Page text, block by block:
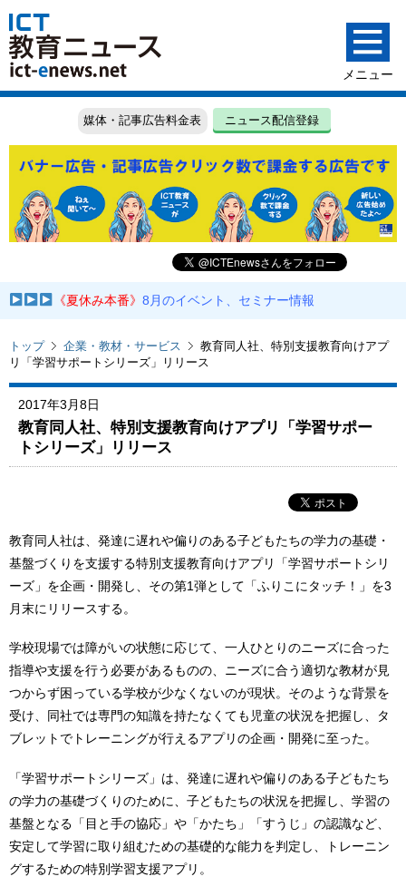
媒体・記事広告料金表 ニュース配信登録
《夏休み本番》8月のイベント、セミナー情報
トップ 企業・教材・サービス
教育同人社、特別支援教育向けアプ
リ「学習サポートシリーズ」リリース
2017年3月8日
教育同人社、特別支援教育向けアプリ「学習サポー
トシリーズ」リリース
教育同人社は、発達に遅れや偏りのある子どもたちの学力の基礎・
基盤づくりを支援する特別支援教育向けアプリ「学習サポートシリ
ーズ」を企画・開発し、その第1弾として「ふりこにタッチ！」を3
月末にリリースする。
学校現場では障がいの状態に応じて、一人ひとりのニーズに合った
指導や支援を行う必要があるものの、ニーズに合う適切な教材が見
つからず困っている学校が少なくないのが現状。そのような背景を
受け、同社では専門の知識を持たなくても児童の状況を把握し、タ
ブレットでトレーニングが行えるアプリの企画・開発に至った。
「学習サポートシリーズ」は、発達に遅れや偏りのある子どもたち
の学力の基礎づくりのために、子どもたちの状況を把握し、学習の
基盤となる「目と手の協応」や「かたち」「すうじ」の認識など、
安定して学習に取り組むための基礎的な能力を判定し、トレーニン
グするための特別学習支援アプリ。